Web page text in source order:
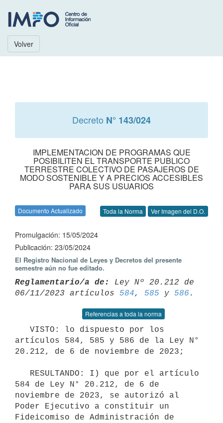
Volver
Decreto N° 143/024
IMPLEMENTACION DE PROGRAMAS QUE
POSIBILITEN EL TRANSPORTE PUBLICO
TERRESTRE COLECTIVO DE PASAJEROS DE
MODO SOSTENIBLE Y A PRECIOS ACCESIBLES
PARA SUS USUARIOS
Documento Actualizado Toda la Norma Ver Imagen del D.O.
Promulgación: 15/05/2024
Publicación: 23/05/2024
El Registro Nacional de Leyes y Decretos del presente
semestre aún no fue editado.
Reglamentario/a de:
Ley Nº 20.212 de
06/11/2023 artículos 584, 585 y 586
Referencias a toda la norma
artículos 584, 585 y 586 de la Ley N°
20.212, de 6 de noviembre de 2023;
584 de Ley N° 20.212, de 6 de
noviembre de 2023, se autorizó al
Poder Ejecutivo a constituir un
Fideicomiso de Administración de